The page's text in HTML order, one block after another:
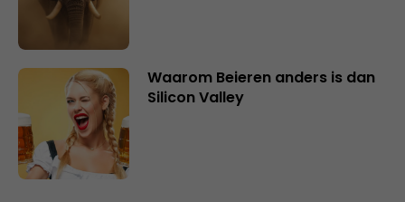
Waarom Beieren anders is dan
Silicon Valley